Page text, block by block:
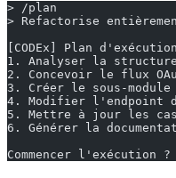
> /plan
> Refactorise
[CODEx] Plan
1. Analyser la
2. Concevoir le flux
3. Créer le sous-module
4. Modifier l'endpoint
5. Mettre à jour les
6. Générer la
Commencer l'exécution ?